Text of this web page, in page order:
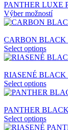
PANTHER LUXE
Výber možností
CARBON BLACK
Select options
RIASENÉ
Select options
PANTHER
Select options